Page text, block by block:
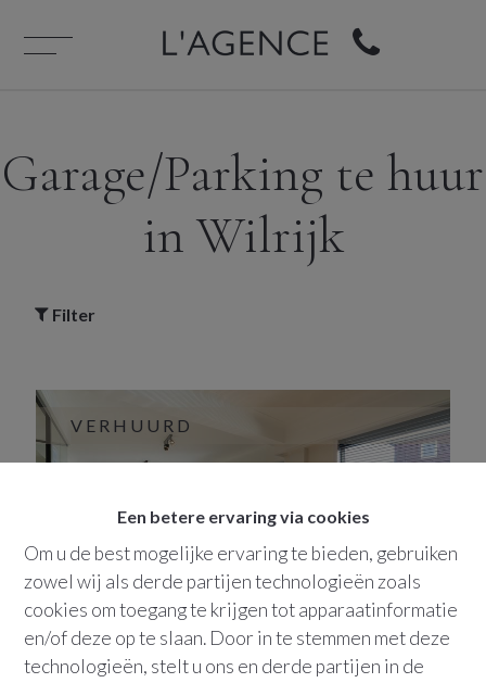
Een betere ervaring via cookies
Om u de best mogelijke ervaring te bieden, gebruiken
zowel wij als derde partijen technologieën zoals
cookies om toegang te krijgen tot apparaatinformatie
en/of deze op te slaan. Door in te stemmen met deze
technologieën, stelt u ons en derde partijen in de
Garage/Parking te huur
in Wilrijk
Filter
VERHUURD
2610Wilrijk
Stijlvolle werkplek